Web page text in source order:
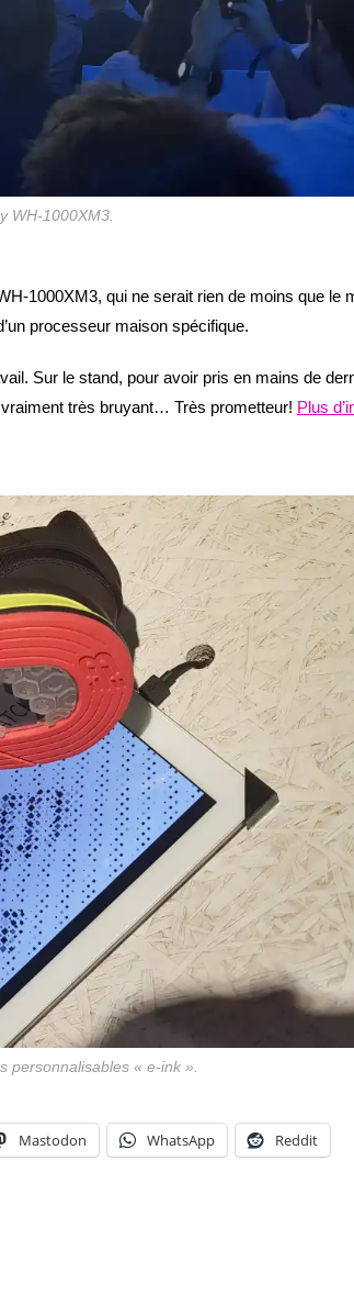
WH-1000XM3.
1000XM3, qui ne serait rien de moins que le
processeur maison spécifique.
Sur le stand, pour avoir pris en mains de
vraiment très bruyant… Très prometteur! Plus
personnalisables « e-ink ».
Mastodon WhatsApp Reddit